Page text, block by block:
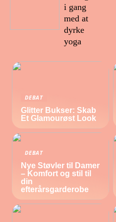
i gang
med at
dyrke
yoga
DEBAT
Glitter Bukser: Skab
Et Glamourøst Look
DEBAT
Nye Støvler til Damer
– Komfort og stil til
din
efterårsgarderobe